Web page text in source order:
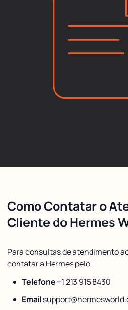
Como Contatar o
Cliente do Hermes
Para consultas de atendimento
contatar a Hermes pelo
Telefone +1 213 915 8430
Email